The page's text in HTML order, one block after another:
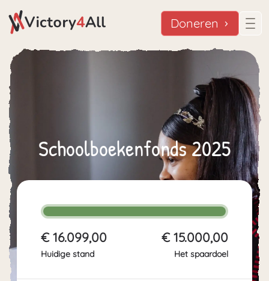
Doneren
Schoolboekenfonds 2025
€ 16.099,00
Huidige stand
€ 15.000,00
Het spaardoel